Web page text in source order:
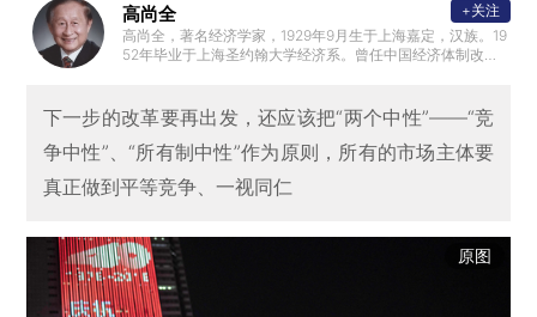
高尚全
高尚全，著名经济学家，1929年9月生于上海嘉定，汉族。19
52年毕业于上海圣约翰大学经济系。曾任中国经济体制改革
江大学兼职教授、博士生导师。曾任联合国发展政策委员会
委员、世界银行高级顾问，哈佛大学和斯坦福大学访问学者
、美国密苏里大学斯诺教授。香港理工大学中国杰出学人奖
+关注
下一步的改革要再出发，还应该把“两个中性”——“竞
争中性”、“所有制中性”作为原则，所有的市场主体要
真正做到平等竞争、一视同仁
原图